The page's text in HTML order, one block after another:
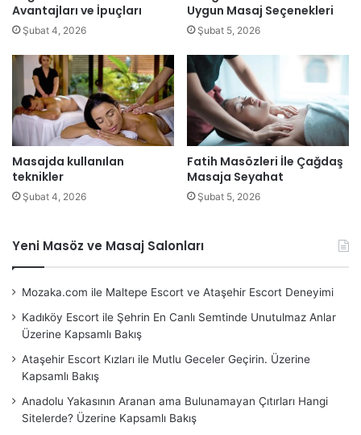
Avantajları ve İpuçları
Şubat 4, 2026
Uygun Masaj Seçenekleri
Şubat 5, 2026
Masajda kullanılan
teknikler
Şubat 4, 2026
Fatih Masözleri İle Çağdaş
Masaja Seyahat
Şubat 5, 2026
Yeni Masöz ve Masaj Salonları
Mozaka.com ile Maltepe Escort ve Ataşehir Escort Deneyimi
Kadıköy Escort ile Şehrin En Canlı Semtinde Unutulmaz Anlar
Üzerine Kapsamlı Bakış
Ataşehir Escort Kızları ile Mutlu Geceler Geçirin. Üzerine
Kapsamlı Bakış
Anadolu Yakasının Aranan ama Bulunamayan Çıtırları Hangi
Sitelerde? Üzerine Kapsamlı Bakış